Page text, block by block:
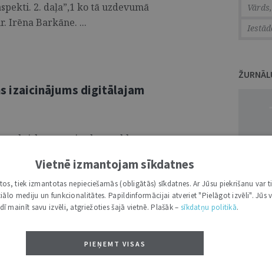
2. daļa”,1 ko tā uzdevumā
Irēna Barkāne. ...
izaicinājums digitālajam
praktiskām un tiesību problēmām
aģentus, un vai esošais
tās novērstu. ...
tiesisko attiecību
Vietnē izmantojam sīkdatnes
tiek izmantotas nepieciešamās (obligātās) sīkdatnes. Ar Jūsu piekrišanu var
mediju un funkcionalitātes. Papildinformācijai atveriet "Pielāgot izvēli". Jūs
mainīt savu izvēli, atgriežoties šajā vietnē. Plašāk – sīkdatņu politikā.
PIEŅEMT VISAS